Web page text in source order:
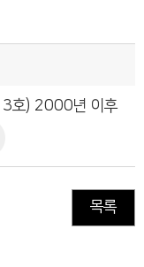
호) 2000년 이후
목록